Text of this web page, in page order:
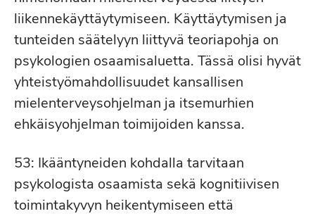
liikennekäyttäytymiseen. Käyttäytymisen ja
tunteiden säätelyyn liittyvä teoriapohja on
psykologien osaamisaluetta. Tässä olisi hyvät
yhteistyömahdollisuudet kansallisen
mielenterveysohjelman ja itsemurhien
ehkäisyohjelman toimijoiden kanssa.
53: Ikääntyneiden kohdalla tarvitaan
psykologista osaamista sekä kognitiivisen
toimintakyvyn heikentymiseen että